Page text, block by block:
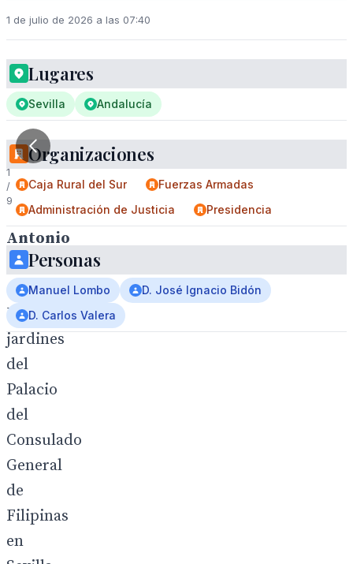
1 de julio de 2026 a las 07:40
1
/
9
Antonio
Rendon
.
Los
jardines
del
Palacio
del
Consulado
General
de
Filipinas
en
Lugares
Sevilla Andalucía
Organizaciones
Caja Rural del Sur
Fuerzas Armadas
Administración de Justicia
Presidencia
Personas
Manuel Lombo
D. José Ignacio Bidón
D. Carlos Valera